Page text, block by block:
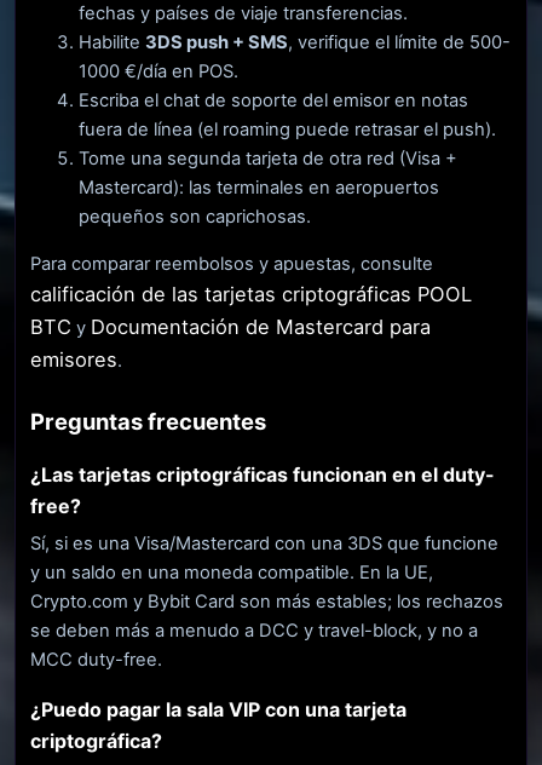
fechas y países de viaje transferencias.
Habilite 3DS push + SMS, verifique el límite de 500-
1000 €/día en POS.
Escriba el chat de soporte del emisor en notas
fuera de línea (el roaming puede retrasar el push).
Tome una segunda tarjeta de otra red (Visa +
Mastercard): las terminales en aeropuertos
pequeños son caprichosas.
Para comparar reembolsos y apuestas, consulte
calificación de las tarjetas criptográficas POOL
BTC y Documentación de Mastercard para
emisores.
Preguntas frecuentes
¿Las tarjetas criptográficas funcionan en el duty-
free?
Sí, si es una Visa/Mastercard con una 3DS que funcione
y un saldo en una moneda compatible. En la UE,
Crypto.com y Bybit Card son más estables; los rechazos
se deben más a menudo a DCC y travel-block, y no a
MCC duty-free.
¿Puedo pagar la sala VIP con una tarjeta
criptográfica?